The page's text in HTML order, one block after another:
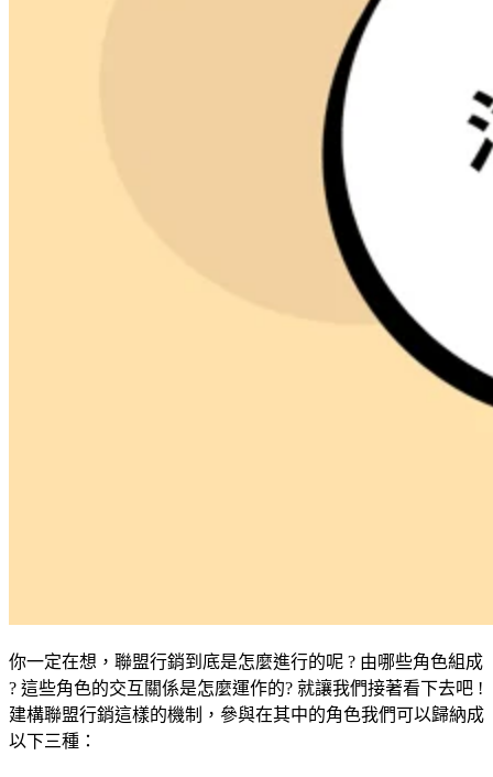
你一定在想，聯盟行銷到底是怎麼進行的呢 ? 由哪些角色組成
? 這些角色的交互關係是怎麼運作的? 就讓我們接著看下去吧 !
建構聯盟行銷這樣的機制，參與在其中的角色我們可以歸納成
以下三種：